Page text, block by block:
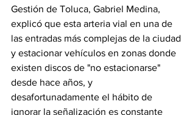
Gestión de Toluca, Gabriel Medina,
explicó que esta arteria vial en una de
las entradas más complejas de la ciudad
y estacionar vehículos en zonas donde
existen discos de "no estacionarse"
desde hace años, y
desafortunadamente el hábito de
ignorar la señalización es constante